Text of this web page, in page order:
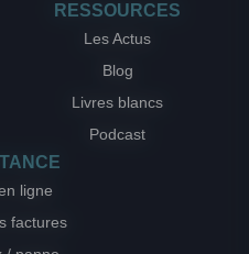
RESSOURCES
Les Actus
Blog
Livres blancs
Podcast
ligne
factures